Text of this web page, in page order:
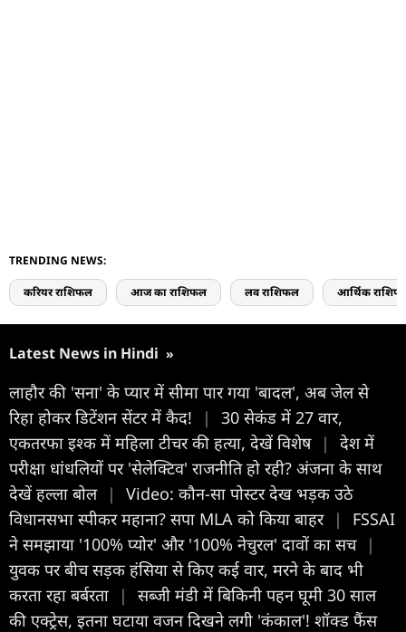
TRENDING NEWS:
करियर राशिफल आज का राशिफल लव राशिफल आर्थिक
Latest News in Hindi »
लाहौर की 'सना' के प्यार में सीमा पार गया 'बादल', अब जेल से
रिहा होकर डिटेंशन सेंटर में कैद!
|
30 सेकंड में 27 वार,
एकतरफा इश्क में महिला टीचर की हत्या, देखें विशेष |
देश में
परीक्षा धांधलियों पर 'सेलेक्टिव' राजनीति हो रही? अंजना के साथ
देखें हल्ला बोल |
Video: कौन-सा पोस्टर देख भड़क उठे
विधानसभा स्पीकर महाना? सपा MLA को किया बाहर |
FSSAI
ने समझाया '100% प्योर' और '100% नेचुरल' दावों का सच |
युवक पर बीच सड़क हंसिया से किए कई वार, मरने के बाद भी
करता रहा बर्बरता
|
सब्जी मंडी में बिकिनी पहन घूमी 30 साल
की एक्ट्रेस, इतना घटाया वजन दिखने लगी 'कंकाल'! शॉक्ड फैंस